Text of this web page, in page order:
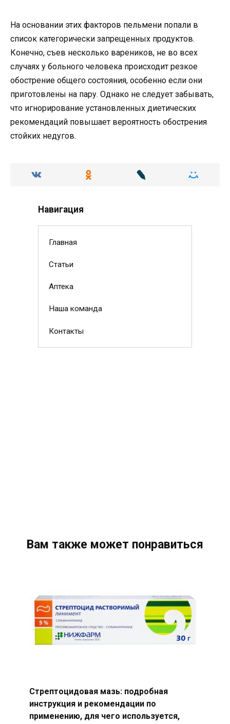
На основании этих факторов пельмени попали в
список категорически запрещенных продуктов.
Конечно, съев несколько вареников, не во всех
случаях у больного человека происходит резкое
обострение общего состояния, особенно если они
приготовлены на пару. Однако не следует забывать,
что игнорирование установленных диетических
рекомендаций повышает вероятность обострения
стойких недугов.
Навигация
Главная
Статьи
Аптека
Наша команда
Контакты
Вам также может понравиться
Стрептоцидовая мазь: подробная
инструкция и рекомендации по
применению, для чего используется,